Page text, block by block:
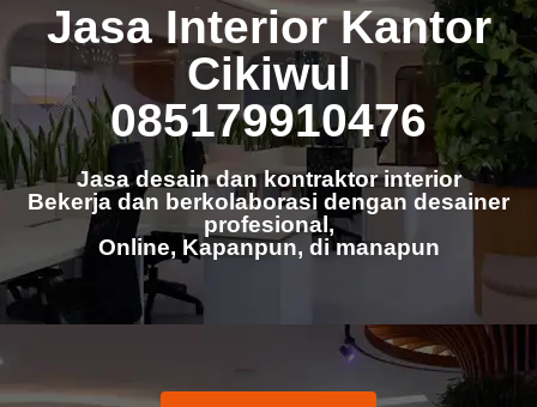
Jasa Interior Kantor
Cikiwul
085179910476
Jasa desain dan kontraktor interior
Bekerja dan berkolaborasi dengan desainer
profesional,
Online, Kapanpun, di manapun